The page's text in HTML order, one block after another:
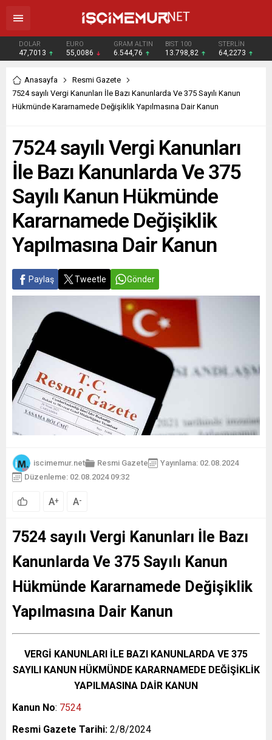
DOLAR
47,7013
EURO
55,0086
GRAM ALTIN
6.544,76
BIST 100
13.798,82
STERLİN
64,2273
Anasayfa
Resmi Gazete
7524 sayılı Vergi Kanunları İle Bazı Kanunlarda Ve 375 Sayılı Kanun
Hükmünde Kararnamede Değişiklik Yapılmasına Dair Kanun
7524 sayılı Vergi Kanunları
İle Bazı Kanunlarda Ve 375
Sayılı Kanun Hükmünde
Kararnamede Değişiklik
Yapılmasına Dair Kanun
Paylaş Tweetle Gönder
iscimemur.net Resmi Gazete
Yayınlama: 02.08.2024
Düzenleme: 02.08.2024 09:32
A+ A-
7524 sayılı Vergi Kanunları İle Bazı
Kanunlarda Ve 375 Sayılı Kanun
Hükmünde Kararnamede Değişiklik
Yapılmasına Dair Kanun
VERGİ KANUNLARI İLE BAZI KANUNLARDA VE 375
SAYILI KANUN HÜKMÜNDE KARARNAMEDE DEĞİŞİKLİK
YAPILMASINA DAİR KANUN
Kanun No: 7524
Resmi Gazete Tarihi: 2/8/2024